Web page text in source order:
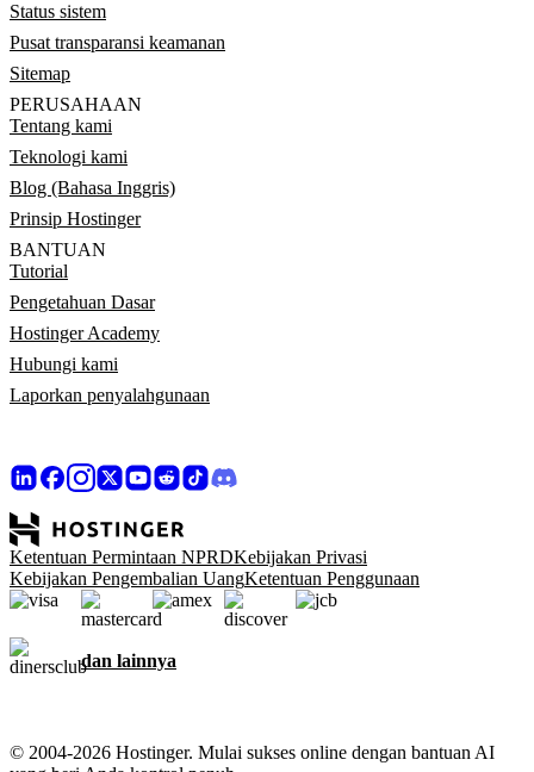
Status sistem
Pusat transparansi keamanan
Sitemap
PERUSAHAAN
Tentang kami
Teknologi kami
Blog (Bahasa Inggris)
Prinsip Hostinger
BANTUAN
Tutorial
Pengetahuan Dasar
Hostinger Academy
Hubungi kami
Laporkan penyalahgunaan
Ketentuan Permintaan NPRDKebijakan Privasi
Kebijakan Pengembalian UangKetentuan Penggunaan
dan lainnya
© 2004-2026 Hostinger. Mulai sukses online dengan bantuan AI